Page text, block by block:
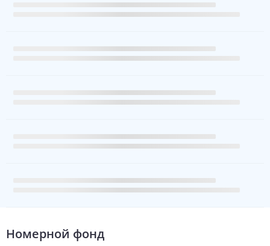
полезно, если вы не там. Ресепшн
заказала нам такси на то время,
негативным моментом является
нахождение на первом этаже,
когда вы пытаетесь спать. Но
кроме этого отличный
Номерной фонд